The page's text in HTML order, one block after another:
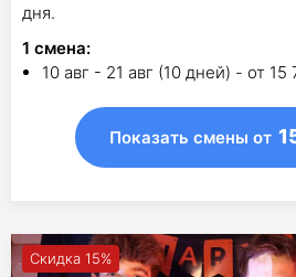
дня.
1 смена:
10 авг - 21 авг (10 дней) - от 15
Показать смены от
Скидка 15%